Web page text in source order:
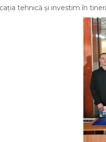
tehnică și investim în